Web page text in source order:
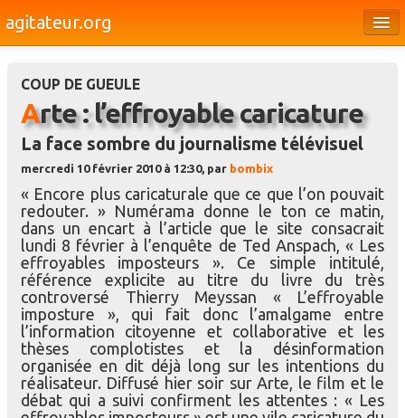
agitateur.org
Bourges & le Cher
Société
Médias
Dossiers
Brèves
COUP DE GUEULE
Arte : l’effroyable caricature
La face sombre du journalisme télévisuel
mercredi 10 février 2010 à 12:30, par bombix
« Encore plus caricaturale que ce que l’on pouvait
redouter. » Numérama donne le ton ce matin,
dans un encart à l’article que le site consacrait
lundi 8 février à l’enquête de Ted Anspach, « Les
effroyables imposteurs ». Ce simple intitulé,
référence explicite au titre du livre du très
controversé Thierry Meyssan « L’effroyable
imposture », qui fait donc l’amalgame entre
l’information citoyenne et collaborative et les
thèses complotistes et la désinformation
organisée en dit déjà long sur les intentions du
réalisateur. Diffusé hier soir sur Arte, le film et le
débat qui a suivi confirment les attentes : « Les